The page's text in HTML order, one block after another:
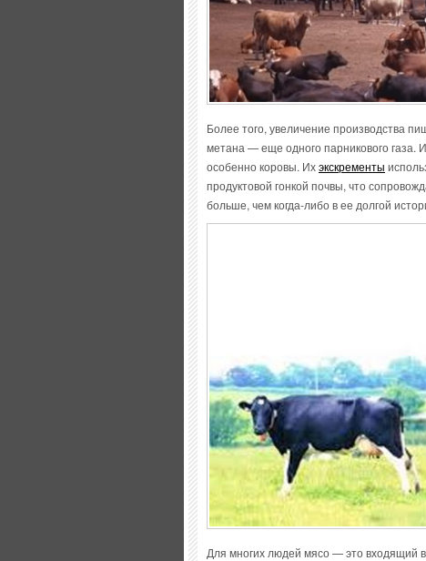
Более того, увеличение производства
метана — еще одного парникового газа.
особенно коровы. Ихэкскременты
продуктовой гонкой почвы, что
больше, чем когда-либо в ее долгой
Для многих людей мясо — это входящий в